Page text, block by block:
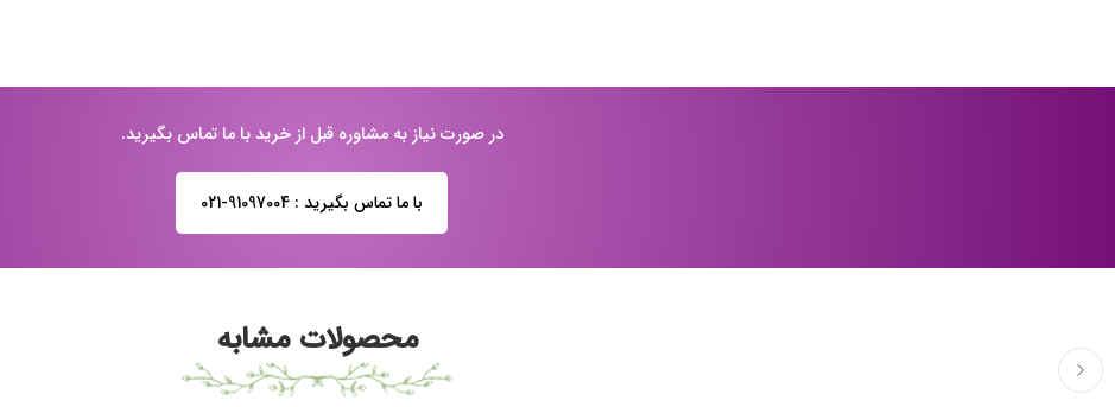
در صورت نیاز به مشاوره قبل از خرید با ما تماس بگیرید.
با ما تماس بگیرید : 91097004-021
محصولات مشابه